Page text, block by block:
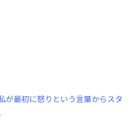
が最初に怒りという言葉からスタ